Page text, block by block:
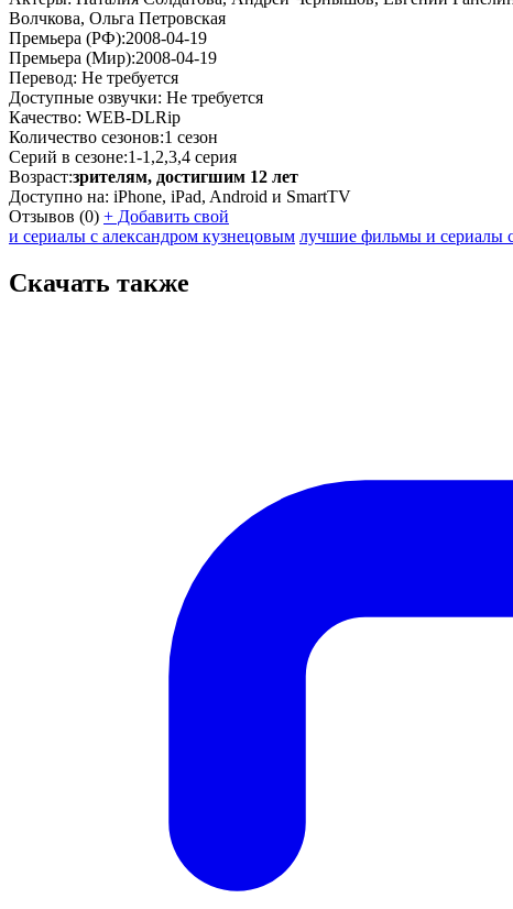
Волчкова, Ольга Петровская
Премьера (РФ):2008-04-19
Премьера (Мир):2008-04-19
Перевод: Не требуется
Доступные озвучки: Не требуется
Качество: WEB-DLRip
Количество сезонов:1 сезон
Серий в сезоне:1-1,2,3,4 серия
Возраст:зрителям, достигшим 12 лет
Доступно на: iPhone, iPad, Android и SmartTV
Отзывов (0) + Добавить свой
и сериалы с александром кузнецовым лучшие фильмы и сериалы
Скачать также